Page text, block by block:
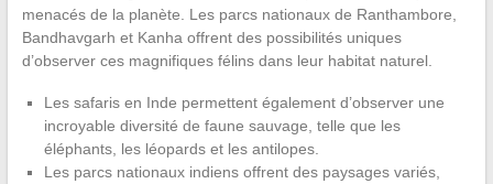
menacés de la planète. Les parcs nationaux de Ranthambore,
Bandhavgarh et Kanha offrent des possibilités uniques
d’observer ces magnifiques félins dans leur habitat naturel.
Les safaris en Inde permettent également d’observer une
incroyable diversité de faune sauvage, telle que les
éléphants, les léopards et les antilopes.
Les parcs nationaux indiens offrent des paysages variés,